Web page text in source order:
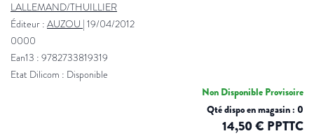
LALLEMAND/THUILLIER
Éditeur : AUZOU | 19/04/2012
0000
Ean13 : 9782733819319
Etat Dilicom : Disponible
Non Disponible Provisoire
Qté dispo en magasin : 0
14,50 € PPTTC